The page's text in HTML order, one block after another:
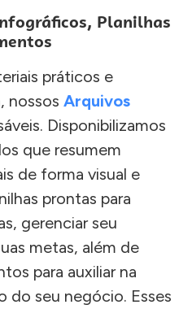
Planilhas
práticos e
nossos Arquivos
Disponibilizamos
que resumem
de forma visual e
prontas para
gerenciar seu
metas, além de
para auxiliar na
do seu negócio. Esses